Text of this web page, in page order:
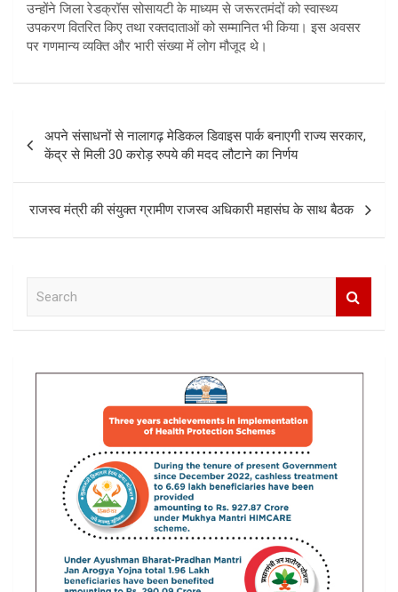
उन्होंने जिला रेडक्रॉस सोसायटी के माध्यम से जरूरतमंदों को स्वास्थ्य
उपकरण वितरित किए तथा रक्तदाताओं को सम्मानित भी किया। इस अवसर
पर गणमान्य व्यक्ति और भारी संख्या में लोग मौजूद थे।
navigation
अपने संसाधनों से नालागढ़ मेडिकल डिवाइस पार्क बनाएगी राज्य सरकार,
केंद्र से मिली 30 करोड़ रुपये की मदद लौटाने का निर्णय
राजस्व मंत्री की संयुक्त ग्रामीण राजस्व अधिकारी महासंघ के साथ बैठक